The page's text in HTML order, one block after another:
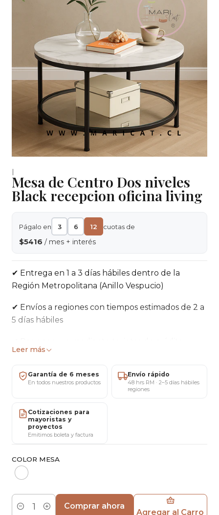
|
Mesa de Centro Dos niveles
Black recepcion oficina living
Págalo en 3 6 12 cuotas de
$5416 / mes + interés
✔ Entrega en 1 a 3 días hábiles dentro de la
Región Metropolitana (Anillo Vespucio)
✔ Envíos a regiones con tiempos estimados de 2 a
5 días hábiles
débito o transferencia bancaria
✔ 5 días para cambios o devoluciones según
✔ 6 meses de garantía por defectos de fabricación
respaldada por MARICAT®
✔ Showroom ubicado en San Miguel, Santiago
(atención con cita previa)
✔ Atención personalizada por WhatsApp o
✔ Factura y boleta disponibles para empresas y
Leer más
Garantía de 6 meses
En todos nuestros productos
Envío rápido
48 hrs RM · 2–5 días hábiles
regiones
Cotizaciones para
mayoristas y
proyectos
Emitimos boleta y factura
COLOR MESA
Cantidad Agregar al Carro
Comprar ahora